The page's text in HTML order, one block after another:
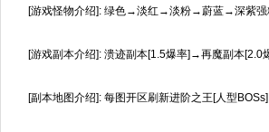
[游戏怪物介绍]: 绿色→淡红→淡粉→蔚蓝→深紫
[游戏副本介绍]: 溃迹副本[1.5爆率]→再魔副本[2.0
[副本地图介绍]: 每图开区刷新进阶之王[人型